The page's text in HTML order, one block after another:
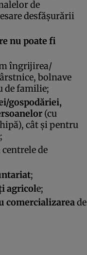
de
desfăşurării
nu poate fi
îngrijirea/
bolnave
de familie;
gospodăriei,
(cu
cât şi pentru
centrele de
;
agricole;
comercializareade